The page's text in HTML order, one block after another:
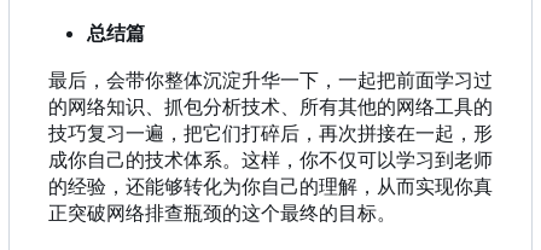
总结篇
最后，会带你整体沉淀升华一下，一起把前面学习过
的网络知识、抓包分析技术、所有其他的网络工具的
技巧复习一遍，把它们打碎后，再次拼接在一起，形
成你自己的技术体系。这样，你不仅可以学习到老师
的经验，还能够转化为你自己的理解，从而实现你真
正突破网络排查瓶颈的这个最终的目标。